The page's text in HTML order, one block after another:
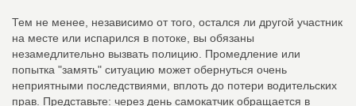
Тем не менее, независимо от того, остался ли другой участник
на месте или испарился в потоке, вы обязаны
незамедлительно вызвать полицию. Промедление или
попытка "замять" ситуацию может обернуться очень
неприятными последствиями, вплоть до потери водительских
прав. Представьте: через день самокатчик обращается в